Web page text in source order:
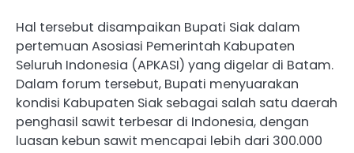
Hal tersebut disampaikan Bupati Siak dalam
pertemuan Asosiasi Pemerintah Kabupaten
Seluruh Indonesia (APKASI) yang digelar di Batam.
Dalam forum tersebut, Bupati menyuarakan
kondisi Kabupaten Siak sebagai salah satu daerah
penghasil sawit terbesar di Indonesia, dengan
luasan kebun sawit mencapai lebih dari 300.000